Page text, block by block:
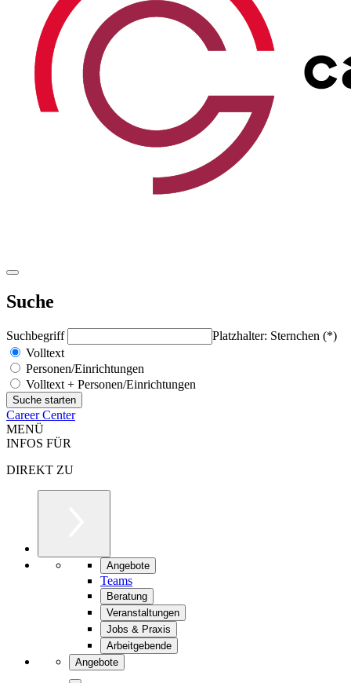
Suche
Suchbegriff
Platzhalter: Sternchen (*)
Volltext
Personen/Einrichtungen
Volltext + Personen/Einrichtungen
Career Center
MENÜ
INFOS FÜR
DIREKT ZU
Angebote
Teams
Beratung
Veranstaltungen
Jobs & Praxis
Arbeitgebende
Angebote